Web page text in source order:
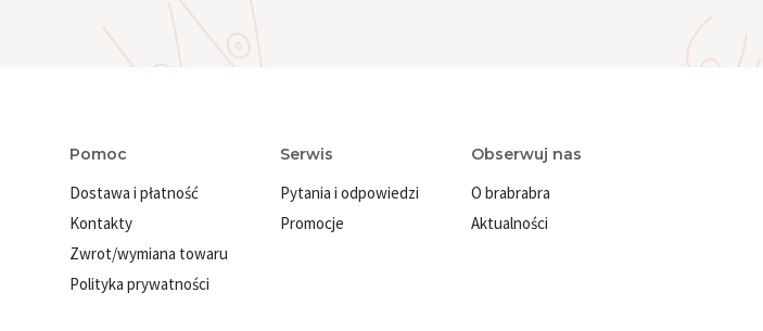
Pomoc
Dostawa i płatność
Kontakty
Zwrot/wymiana towaru
Polityka prywatności
Serwis
Pytania i odpowiedzi
Promocje
Obserwuj nas
O brabrabra
Aktualności